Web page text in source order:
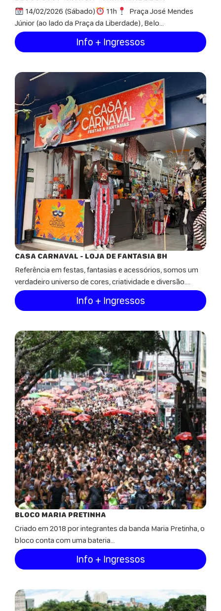
14/02/2026 (Sábado) 11h
Praça José Mendes
Júnior (ao lado da Praça da Liberdade), Belo...
Info + Ingressos
CASA CARNAVAL - LOJA DE FANTASIA BH
Referência em festas, fantasias e acessórios, somos um
verdadeiro universo de cores, criatividade e diversão....
Info + Ingressos
BLOCO MARIA PRETINHA
Criado em 2018 por integrantes da banda Maria Pretinha, o
bloco conta com uma bateria...
Info + Ingressos